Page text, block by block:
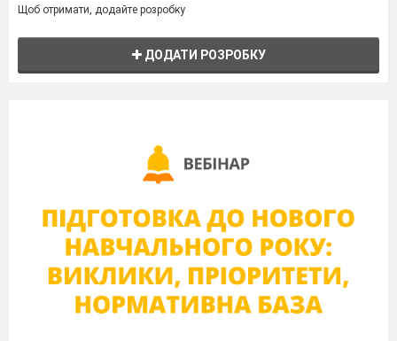
Щоб отримати, додайте розробку
ДОДАТИ РОЗРОБКУ